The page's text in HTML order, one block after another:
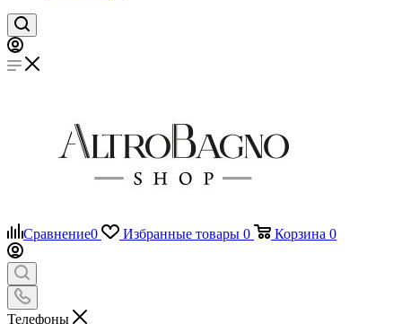
Сравнение0 Избранные товары 0 Корзина 0
Телефоны